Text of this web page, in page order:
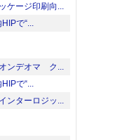
ケージ印刷向...
で“...
オンデオマ ク...
で“...
ンターロジッ...